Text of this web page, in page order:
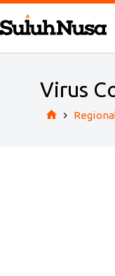
Skip
to
content
Virus